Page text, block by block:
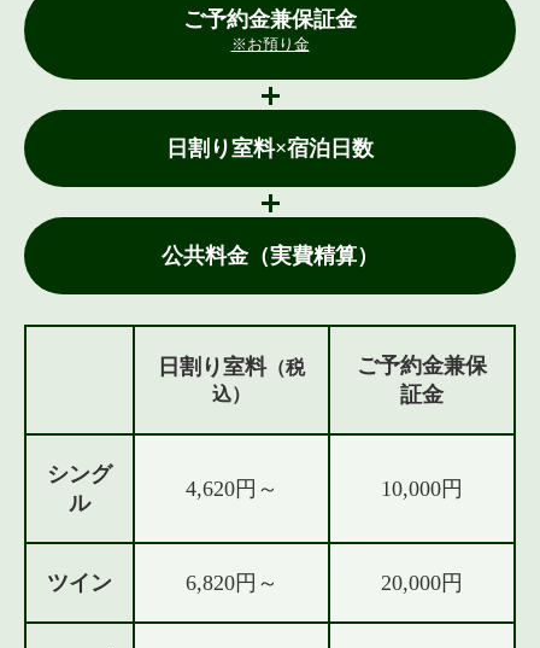
ご予約金兼保証金
※お預り金
日割り室料×宿泊日数
公共料金（実費精算）
日割り室料（税
込）
ご予約金兼保
証金
シング
ル
4,620円～ 10,000円
ツイン 6,820円～ 20,000円